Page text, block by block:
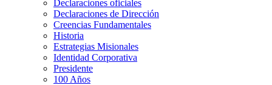
Declaraciones oficiales
Declaraciones de Dirección
Creencias Fundamentales
Historia
Estrategias Misionales
Identidad Corporativa
Presidente
100 Años